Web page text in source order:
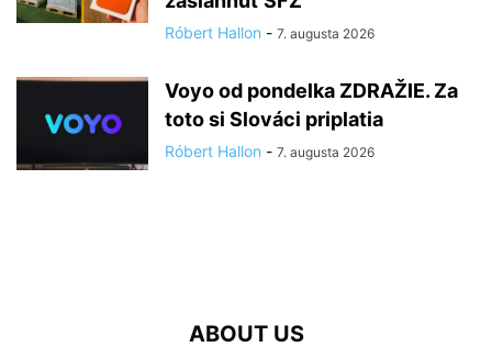
Róbert Hallon - 7. augusta 2026
Voyo od pondelka ZDRAŽIE. Za
toto si Slováci priplatia
Róbert Hallon - 7. augusta 2026
ABOUT US